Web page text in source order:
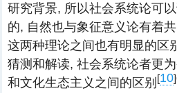
研究背景, 所以社会系统论可
的, 自然也与象征意义论有着
这两种理论之间也有明显的区
猜测和解读, 社会系统论者更
和文化生态主义之间的区别 [10]